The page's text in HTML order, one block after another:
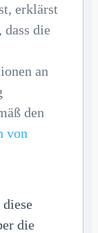
erklärst
dass die
an
den
von
die